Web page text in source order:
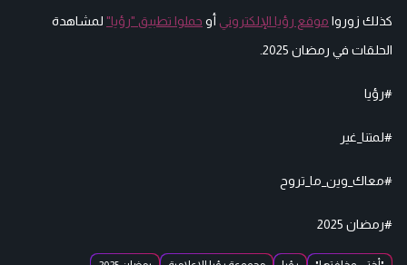
كذلك زوروا موقع رؤيا الإلكتروني أو حملوا تطبيق "رؤيا" لمشاهدة
الحلقات في رمضان 2025.
#رؤيا
#لمتنا_غير
#معاك_وين_ما_تروح
#رمضان 2025